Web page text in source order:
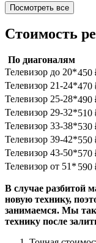
Посмотреть все
Стоимость
По диагоналям
Телевизор до 20*450
Телевизор 21-24*470
Телевизор 25-28*490
Телевизор 29-32*510
Телевизор 33-38*530
Телевизор 39-42*550
Телевизор 43-50*570
Телевизор от 51* 590
В случае разбитой
новую технику,
занимаемся. Мы
технику после